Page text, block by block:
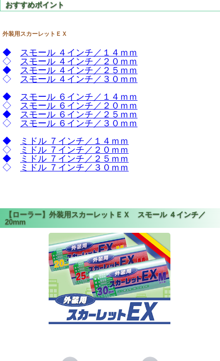
外装用スカーレットＥＸ
◆ スモール ４インチ／１４ｍｍ
◇ スモール ４インチ／２０ｍｍ
◆ スモール ４インチ／２５ｍｍ
◇ スモール ４インチ／３０ｍｍ
◆ スモール ６インチ／１４ｍｍ
◇ スモール ６インチ／２０ｍｍ
◆ スモール ６インチ／２５ｍｍ
◇ スモール ６インチ／３０ｍｍ
◆
ミドル ７インチ／１４ｍｍ
◇
ミドル ７インチ／２０ｍｍ
◆
ミドル ７インチ／２５ｍｍ
◇
ミドル ７インチ／３０ｍｍ